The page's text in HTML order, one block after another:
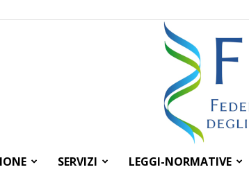
SERVIZI LEGGI-NORMATIVE